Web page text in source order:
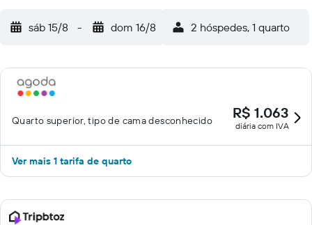
fornecida todas as noites e o serviço de limpeza é oferecido
oferecidas por hotel incluem uma piscina externa. As atividades
recreativas listadas abaixo estão disponíveis na propriedade ou
sáb 15/8 - dom 16/8 2 hóspedes, 1 quarto
Quarto superior, tipo de cama desconhecido R$ 1.063
diária com IVA
Ver mais 1 tarifa de quarto